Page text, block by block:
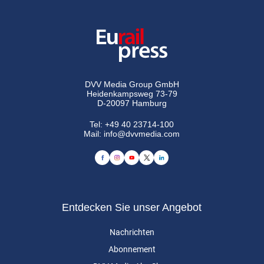
DVV Media Group GmbH
Heidenkampsweg 73-79
D-20097 Hamburg
Tel:+49 40 23714-100
Mail: info@dvvmedia.com
Entdecken Sie unser Angebot
Nachrichten
Abonnement